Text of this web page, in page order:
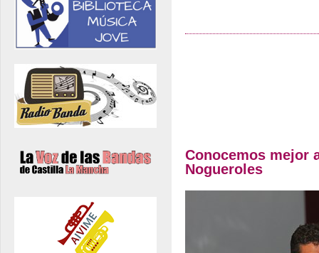
Conocemos mejor
Nogueroles